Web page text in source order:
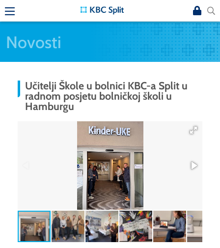
Novosti
Učitelji Škole u bolnici KBC-a Split u
radnom posjetu bolničkoj školi u
Hamburgu